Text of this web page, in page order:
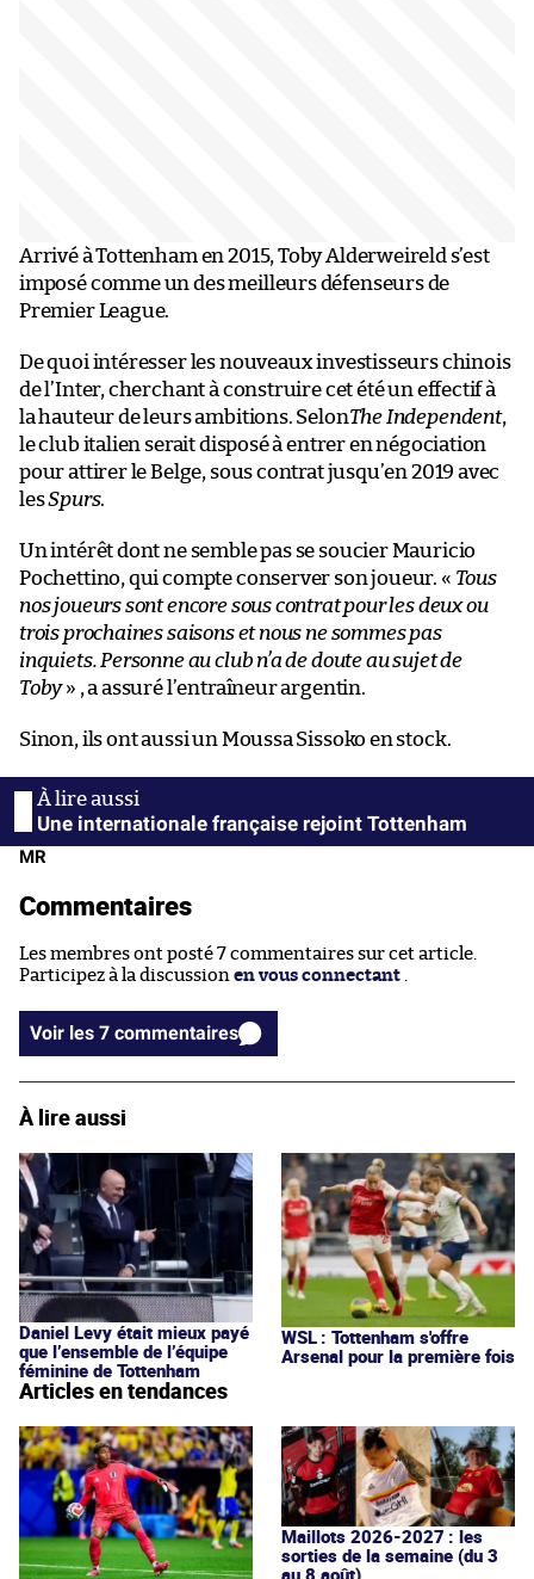
Arrivé à Tottenham en 2015, Toby Alderweireld s’est
imposé comme un des meilleurs défenseurs de
Premier League.
De quoi intéresser les nouveaux investisseurs chinois
de l’Inter, cherchant à construire cet été un effectif à
la hauteur de leurs ambitions. SelonThe Independent,
le club italien serait disposé à entrer en négociation
pour attirer le Belge, sous contrat jusqu’en 2019 avec
lesSpurs.
Un intérêt dont ne semble pas se soucier Mauricio
Pochettino, qui compte conserver son joueur. « Tous
nos joueurs sont encore sous contrat pour les deux ou
trois prochaines saisons et nous ne sommes pas
inquiets. Personne au club n’a de doute au sujet de
Toby» , a assuré l’entraîneur argentin.
Sinon, ils ont aussi un Moussa Sissoko en stock.
Une internationale française rejoint Tottenham
MR
Commentaires
Les membres ont posté 7 commentaires sur cet article.
Participez à la discussion en vous connectant
Voir les 7 commentaires
À lire aussi
Daniel Levy était mieux payé
que l’ensemble de l’équipe
féminine de Tottenham
WSL : Tottenham s'offre
Arsenal pour la première fois
Articles en tendances
Maillots 2026-2027 : les
sorties de la semaine (du 3
au 8 août)